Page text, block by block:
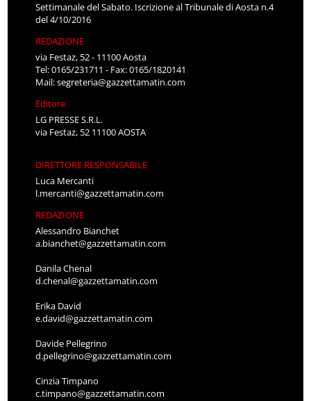
Settimanale del Sabato. Iscrizione al Tribunale di Aosta n.4
del 4/10/2016
REDAZIONE
via Festaz, 52 - 11100 Aosta
Tel: 0165/231711 - Fax: 0165/1820141
Mail:segreteria@gazzettamatin.com
Editore
LG PRESSE S.R.L.
via Festaz, 52 11100 AOSTA
DIRETTORE RESPONSABILE
Luca Mercanti
l.mercanti@gazzettamatin.com
REDAZIONE
Alessandro Bianchet
a.bianchet@gazzettamatin.com
Danila Chenal
d.chenal@gazzettamatin.com
Erika David
e.david@gazzettamatin.com
Davide Pellegrino
d.pellegrino@gazzettamatin.com
Cinzia Timpano
c.timpano@gazzettamatin.com